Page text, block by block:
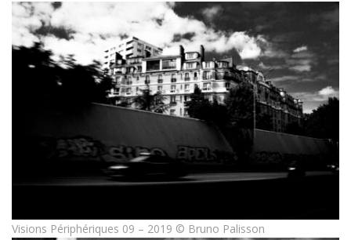
Visions Périphériques 09 – 2019 © Bruno Palisson